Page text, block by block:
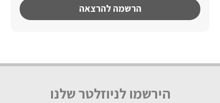
הרשמה להרצאה
הירשמו לניוזלטר שלנו